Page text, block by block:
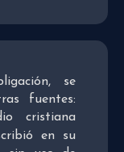
se
fuentes:
cristiana
en su